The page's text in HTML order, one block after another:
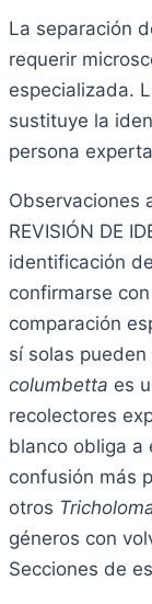
La separación
requerir
especializada.
sustituye la
persona
Observaciones
REVISIÓN DE
identificación de
confirmarse
comparación
sí solas
columbetta es
recolectores
blanco obliga a
confusión más
otros
géneros con
Secciones de